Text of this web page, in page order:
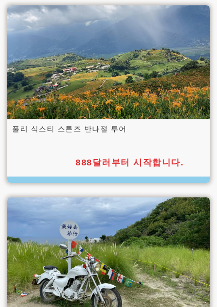
풀리 식스티 스톤즈 반나절 투어
888달러부터 시작합니다.